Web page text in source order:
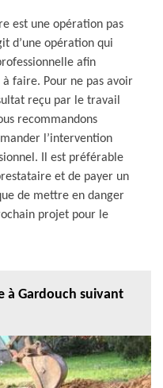
est une opération pas
d’une opération qui
afin
faire. Pour ne pas avoir
reçu par le travail
recommandons
l’intervention
Il est préférable
et de payer un
de mettre en danger
projet pour le
à Gardouch suivant